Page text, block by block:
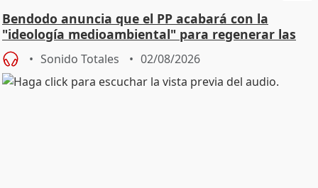
Bendodo anuncia que el PP acabará con la
"ideología medioambiental" para regenerar las
playas
Sonido Totales 02/08/2026